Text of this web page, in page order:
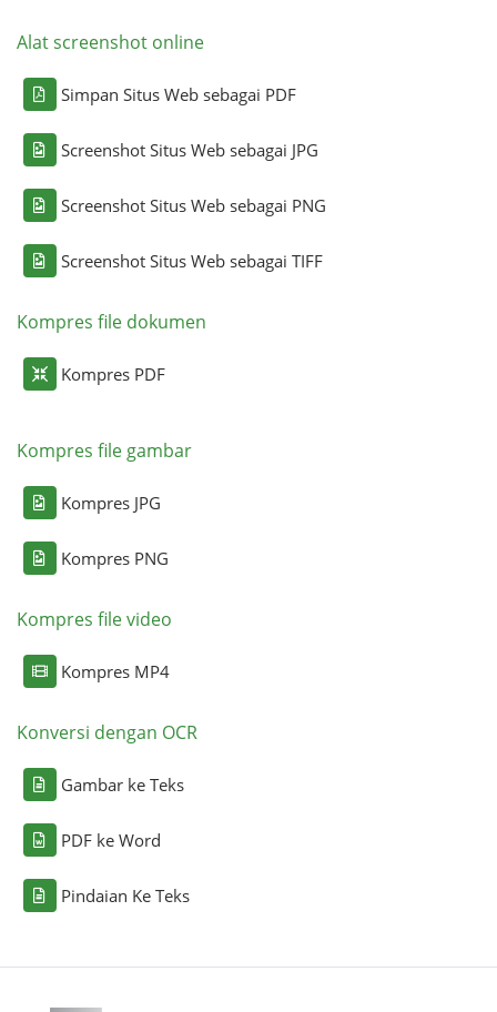
Alat screenshot online
Simpan Situs Web sebagai PDF
Screenshot Situs Web sebagai JPG
Screenshot Situs Web sebagai PNG
Screenshot Situs Web sebagai TIFF
Kompres file dokumen
Kompres PDF
Kompres file gambar
Kompres JPG
Kompres PNG
Kompres file video
Kompres MP4
Konversi dengan OCR
Gambar ke Teks
PDF ke Word
Pindaian Ke Teks